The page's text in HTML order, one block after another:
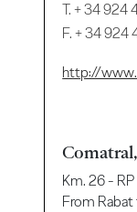
T.+ 34 924
F. + 34 924
http://
Km. 26 - RP
From